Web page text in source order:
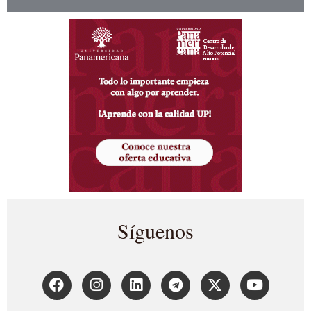
Síguenos